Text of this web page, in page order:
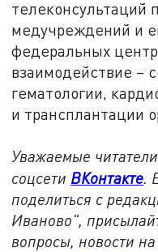
телеконсультаций
медучреждений и
федеральных
взаимодействие –
гематологии,
и трансплантации
Уважаемые
соцсети ВКонтакте.
поделиться с
Иваново",
вопросы, новости